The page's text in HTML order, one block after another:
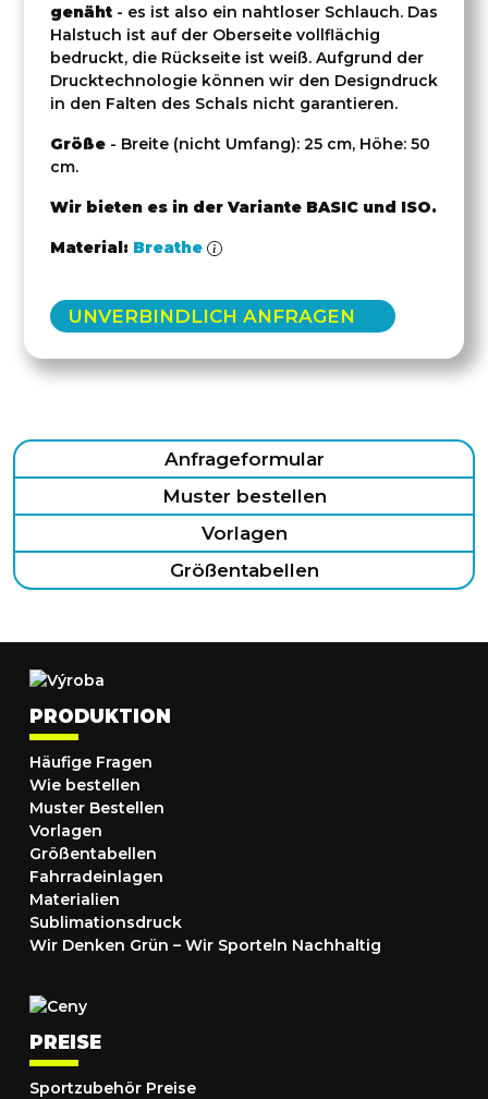
genäht - es ist also ein nahtloser Schlauch. Das
Halstuch ist auf der Oberseite vollflächig
bedruckt, die Rückseite ist weiß. Aufgrund der
Drucktechnologie können wir den Designdruck
in den Falten des Schals nicht garantieren.
Größe - Breite (nicht Umfang): 25 cm, Höhe: 50
cm.
Wir bieten es in der Variante BASIC und ISO.
Material: Breathe
UNVERBINDLICH ANFRAGEN
Anfrageformular
Muster bestellen
Vorlagen
Größentabellen
PRODUKTION
Häufige Fragen
Wie bestellen
Muster Bestellen
Vorlagen
Größentabellen
Fahrradeinlagen
Materialien
Sublimationsdruck
Wir Denken Grün – Wir Sporteln Nachhaltig
PREISE
Sportzubehör Preise